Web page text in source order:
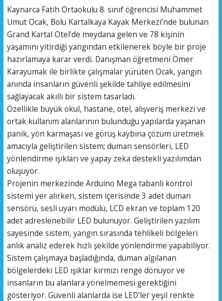
Kaynarca Fatih Ortaokulu 8. sınıf öğrencisi Muhammet
Umut Ocak, Bolu Kartalkaya Kayak Merkezi’nde bulunan
Grand Kartal Otel’de meydana gelen ve 78 kişinin
yaşamını yitirdiği yangından etkilenerek böyle bir proje
hazırlamaya karar verdi. Danışman öğretmeni Ömer
Karayumak ile birlikte çalışmalar yürüten Ocak, yangın
anında insanların güvenli şekilde tahliye edilmesini
sağlayacak akıllı bir sistem tasarladı.
Özellikle büyük okul, hastane, otel, alışveriş merkezi ve
ortak kullanım alanlarının bulunduğu yapılarda yaşanan
panik, yön karmaşası ve görüş kaybına çözüm üretmek
amacıyla geliştirilen sistem; duman sensörleri, LED
yönlendirme ışıkları ve yapay zeka destekli yazılımdan
oluşuyor.
Projenin merkezinde Arduino Mega tabanlı kontrol
sistemi yer alırken, sistem içerisinde 3 adet duman
sensörü, sesli uyarı modülü, LCD ekran ve toplam 120
adet adreslenebilir LED bulunuyor. Geliştirilen yazılım
sayesinde sistem, yangın sırasında tehlikeli bölgeleri
anlık analiz ederek hızlı şekilde yönlendirme yapabiliyor.
Sistem çalışmaya başladığında, duman algılanan
bölgelerdeki LED ışıklar kırmızı renge dönüyor ve
insanların bu alanlara yönelmemesi gerektiğini
gösteriyor. Güvenli alanlarda ise LED’ler yeşil renkte